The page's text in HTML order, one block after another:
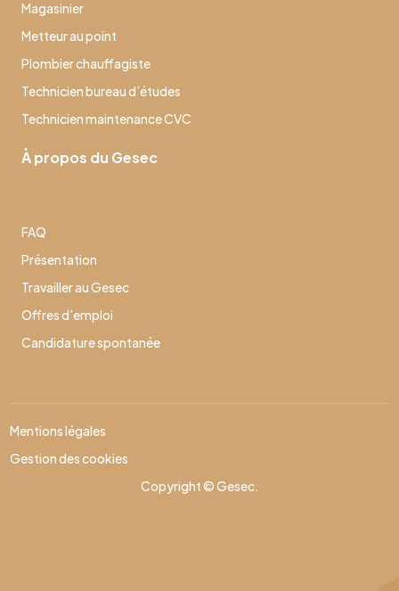
Magasinier
Metteur au point
Plombier chauffagiste
Technicien bureau d’études
Technicien maintenance CVC
À propos du Gesec
FAQ
Présentation
Travailler au Gesec
Offres d’emploi
Candidature spontanée
Copyright © Gesec.
Mentions légales
Gestion des cookies